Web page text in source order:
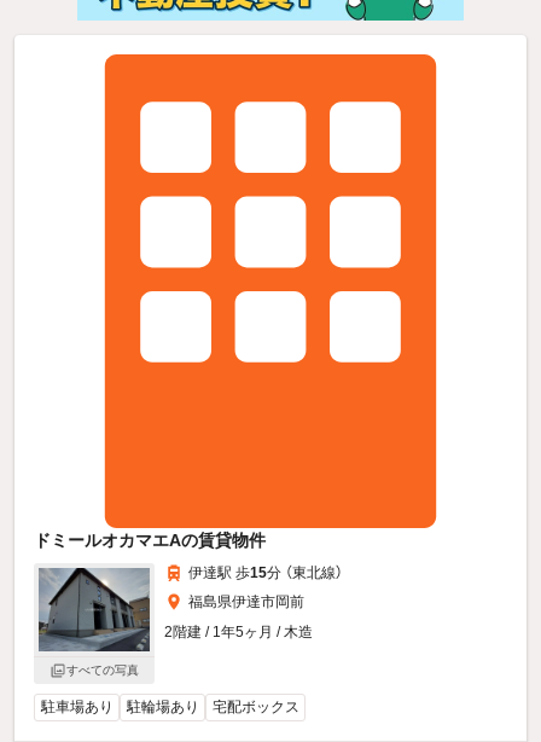
ドミールオカマエAの賃貸物件
すべての写真
伊達駅 歩15分 （東北線）
福島県伊達市岡前
2階建 / 1年5ヶ月 / 木造
駐車場あり 駐輪場あり 宅配ボックス